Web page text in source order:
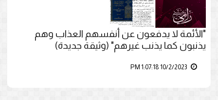
"الأئمة لا يدفعون عن أنفسهم العذاب وهم
يذنبون كما يذنب غيرهم" (وثيقة جديدة)